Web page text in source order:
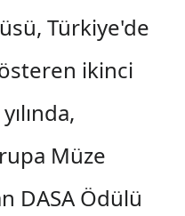
Türkiye'de
ikinci
Müze
DASA Ödülü